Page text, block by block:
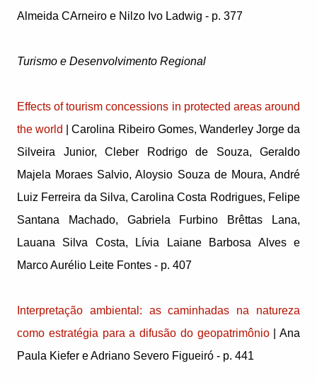
Almeida CArneiro e Nilzo Ivo Ladwig - p. 377
Turismo e Desenvolvimento Regional
Effects of tourism concessions in protected areas around
the world
| Carolina Ribeiro Gomes, Wanderley Jorge da
Silveira Junior, Cleber Rodrigo de Souza, Geraldo
Majela Moraes Salvio, Aloysio Souza de Moura, André
Luiz Ferreira da Silva, Carolina Costa Rodrigues, Felipe
Santana Machado, Gabriela Furbino Brêttas Lana,
Lauana Silva Costa, Lívia Laiane Barbosa Alves e
Marco Aurélio Leite Fontes - p. 407
Interpretação ambiental: as caminhadas na natureza
como estratégia para a difusão do geopatrimônio| Ana
Paula Kiefer e Adriano Severo Figueiró - p. 441